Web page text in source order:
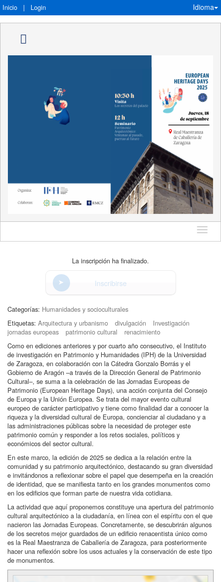
Inicio | Login Idioma
Idioma
La inscripción ha finalizado.
Inscribirse
Categorías: Humanidades y socioculturales
Etiquetas: Arquitectura y urbanismo divulgación
Investigación
jornadas europeas
patrimonio cultural
renacimiento
Como en ediciones anteriores y por cuarto año consecutivo, el Instituto
de investigación en Patrimonio y Humanidades (IPH) de la Universidad
de Zaragoza, en colaboración con la Cátedra Gonzalo Borrás y el
Gobierno de Aragón –a través de la Dirección General de Patrimonio
Cultural–, se suma a la celebración de las Jornadas Europeas de
Patrimonio (European Heritage Days), una acción conjunta del Consejo
de Europa y la Unión Europea. Se trata del mayor evento cultural
europeo de carácter participativo y tiene como finalidad dar a conocer la
riqueza y la diversidad cultural de Europa, concienciar al ciudadano y a
las administraciones públicas sobre la necesidad de proteger este
patrimonio común y responder a los retos sociales, políticos y
económicos del sector cultural.
En este marco, la edición de 2025 se dedica a la relación entre la
comunidad y su patrimonio arquitectónico, destacando su gran diversidad
e invitándonos a reflexionar sobre el papel que desempeña en la creación
de identidad, que se manifiesta tanto en los grandes monumentos como
en los edificios que forman parte de nuestra vida cotidiana.
La actividad que aquí proponemos constituye una apertura del patrimonio
cultural arquitectónico a la ciudadanía, en línea con el espíritu con el que
nacieron las Jornadas Europeas. Concretamente, se descubrirán algunos
de los secretos mejor guardados de un edificio renacentista único como
es la Real Maestranza de Caballería de Zaragoza, para posteriormente
hacer una reflexión sobre los usos actuales y la conservación de este tipo
de monumentos.